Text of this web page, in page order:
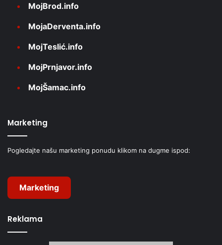
MojBrod.info
MojaDerventa.info
MojTeslić.info
MojPrnjavor.info
MojŠamac.info
Marketing
Pogledajte našu marketing ponudu klikom na dugme ispod:
Marketing
Reklama